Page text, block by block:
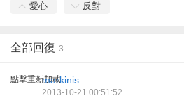
愛心 反對
全部回復 3
點擊重新加載markinis
2013-10-21 00:51:52